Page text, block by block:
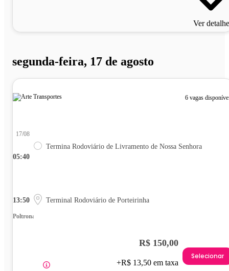
Ver
segunda-feira, 17 de agosto
6 vagas
05:40
17/08
Termina Rodoviário de Livramento de Nossa Senhora
13:50 Terminal Rodoviário de Porteirinha
Poltrona
R$ 150,00
+R$ 13,50 em taxa
Selecionar